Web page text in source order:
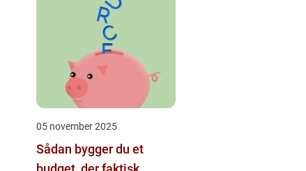
05 november 2025
Sådan bygger du et